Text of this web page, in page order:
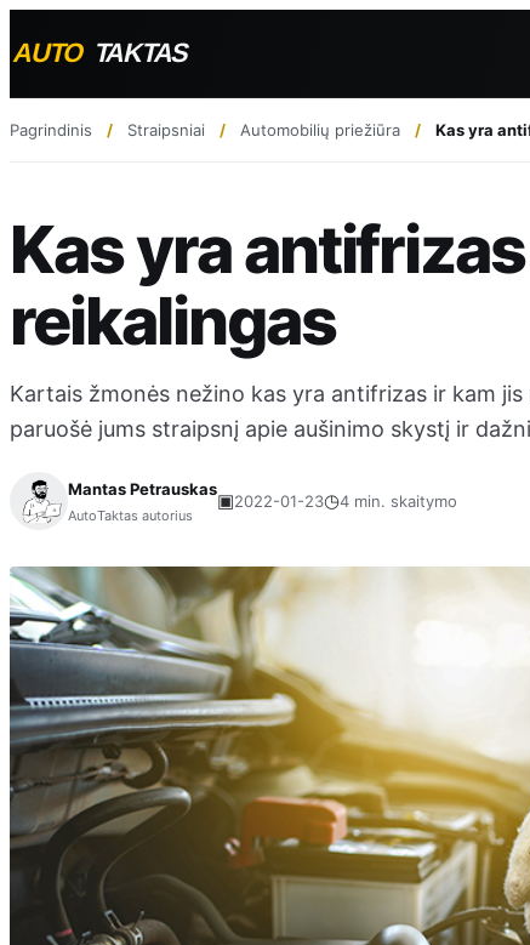
Pagrindinis Straipsniai Automobilių priežiūra Kas yra
Kas yra
reikalingas
Kartais žmonės nežino kas yra antifrizas ir kam
paruošė jums straipsnį apie aušinimo skystį ir
Mantas Petrauskas
AutoTaktas autorius
▣2022-01-23◷4 min. skaitymo